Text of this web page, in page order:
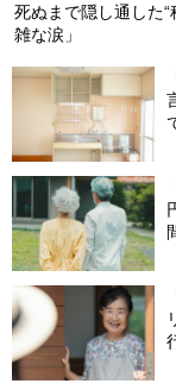
死ぬまで隠し通した
雑な涙」